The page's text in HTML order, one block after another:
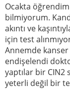
Ocakta
bilmiyorum.
akıntı ve
için test
Annemde kanser
endişelendi
yaptılar bir
yeterli değil bir